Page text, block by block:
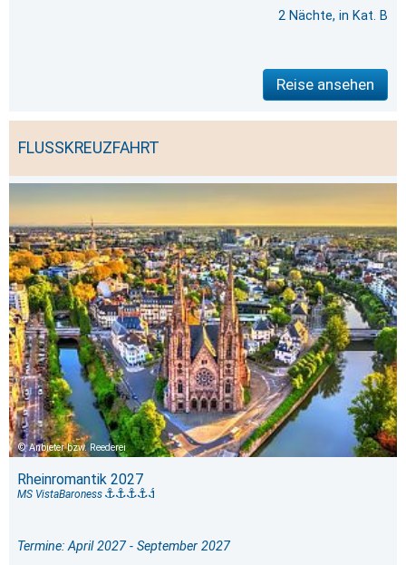
2 Nächte, in Kat. B
Reise ansehen
FLUSSKREUZFAHRT
Anbieter bzw. Reederei
Rheinromantik 2027
MS VistaBaroness
Termine: April 2027 - September 2027